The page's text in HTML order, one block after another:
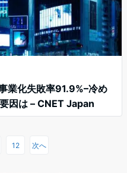
業化失敗率91.9%–冷め
因は – CNET Japan
12 次へ